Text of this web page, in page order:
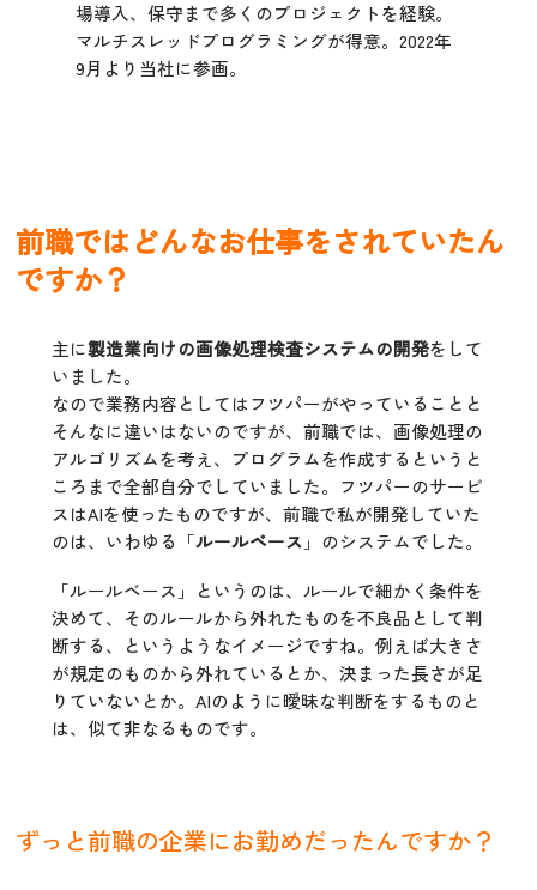
場導入、保守まで多くのプロジェクトを経験。
マルチスレッドプログラミングが得意。2022年
9月より当社に参画。
前職ではどんなお仕事をされていたん
ですか？
主に製造業向けの画像処理検査システムの開発をして
いました。
なので業務内容としてはフツパーがやっていることと
そんなに違いはないのですが、前職では、画像処理の
アルゴリズムを考え、プログラムを作成するというと
ころまで全部自分でしていました。フツパーのサービ
スはAIを使ったものですが、前職で私が開発していた
のは、いわゆる「ルールベース 」のシステムでした。
「ルールベース」というのは、ルールで細かく条件を
決めて、そのルールから外れたものを不良品として判
断する、というようなイメージですね。例えば大きさ
が規定のものから外れているとか、決まった長さが足
りていないとか。AIのように曖昧な判断をするものと
は、似て非なるものです。
ずっと前職の企業にお勤めだったんですか？